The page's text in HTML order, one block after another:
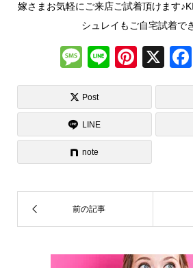
嫁さまお気軽にご来店ご試着頂けます
シュレイもご自宅試着で
M
e
ss
a
g
e
Li
n
Pi
nt
st
X
Post
LINE
note